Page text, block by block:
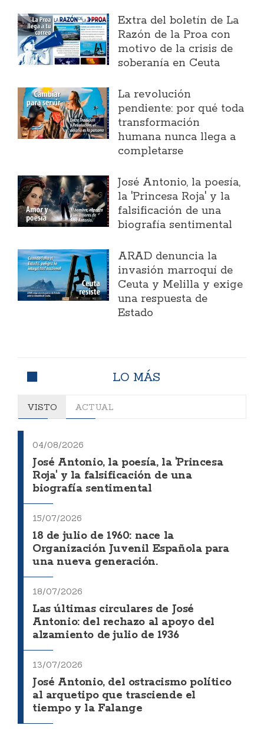
Extra del boletín de La
Razón de la Proa con
motivo de la crisis de
soberanía en Ceuta
La revolución
pendiente: por qué toda
transformación
humana nunca llega a
completarse
José Antonio, la poesía,
la 'Princesa Roja' y la
falsificación de una
biografía sentimental
ARAD denuncia la
invasión marroquí de
Ceuta y Melilla y exige
una respuesta de
Estado
LO MÁS
VISTO ACTUAL
04/08/2026
José Antonio, la poesía, la 'Princesa
Roja' y la falsificación de una
biografía sentimental
15/07/2026
18 de julio de 1960: nace la
Organización Juvenil Española para
una nueva generación.
18/07/2026
Las últimas circulares de José
Antonio: del rechazo al apoyo del
alzamiento de julio de 1936
13/07/2026
José Antonio, del ostracismo político
al arquetipo que trasciende el
tiempo y la Falange